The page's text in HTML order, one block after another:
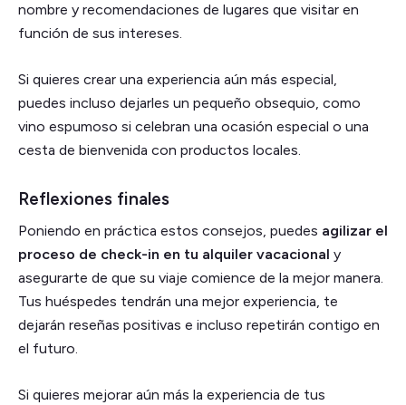
nombre y recomendaciones de lugares que visitar en
función de sus intereses.
Si quieres crear una experiencia aún más especial,
puedes incluso dejarles un pequeño obsequio, como
vino espumoso si celebran una ocasión especial o una
cesta de bienvenida con productos locales.
Reflexiones finales
Poniendo en práctica estos consejos, puedes agilizar el
proceso de check-in en tu alquiler vacacional y
asegurarte de que su viaje comience de la mejor manera.
Tus huéspedes tendrán una mejor experiencia, te
dejarán reseñas positivas e incluso repetirán contigo en
el futuro.
Si quieres mejorar aún más la experiencia de tus